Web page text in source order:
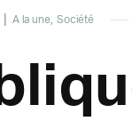
A la une Société